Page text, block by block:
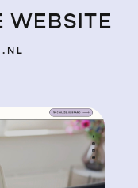
WEBSITE